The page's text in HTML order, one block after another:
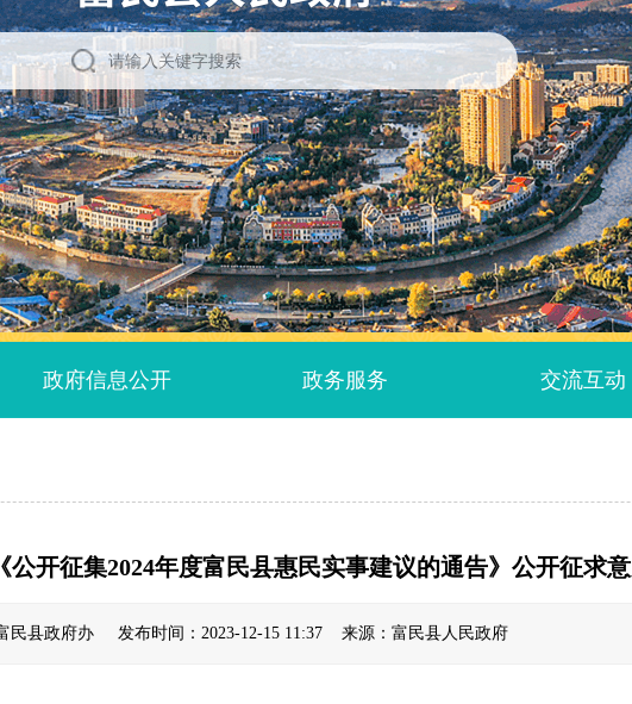
政府信息公开 政务服务 交流互动
开征集2024年度富民县惠民实事建议的通告》公开征求
民县政府办 发布时间：2023-12-15 11:37 来源：富民县人民政府